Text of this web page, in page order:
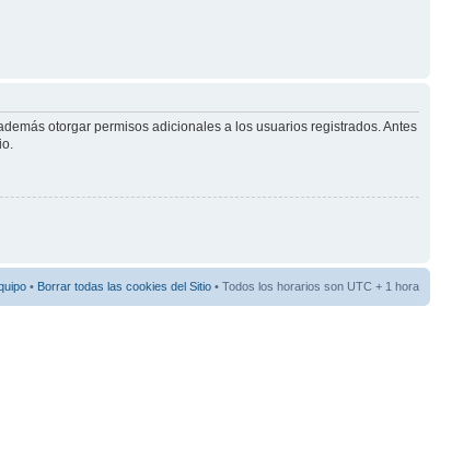
otorgar permisos adicionales a los usuarios registrados. Antes
• Borrar todas las cookies del Sitio • Todos los horarios son UTC + 1 hora